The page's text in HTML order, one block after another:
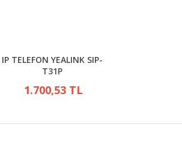
IP TELEFON YEALINK SIP-
T31P
1.700,53 TL